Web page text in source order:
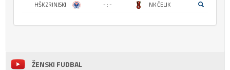
HŠK ZRINJSKI
- : - NK ČELIK
ŽENSKI FUDBAL